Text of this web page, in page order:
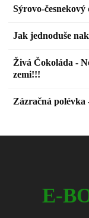
Sýrovо-česnekový
Jak jednoduše
Živá Čokoláda -
zemi!!!
Zázračná
E-